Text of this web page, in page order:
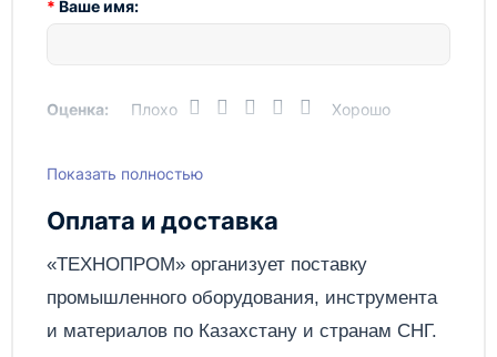
Ваше имя:
Оценка: Плохо Хорошо
Написать отзыв
Показать полностью
Оплата и доставка
«ТЕХНОПРОМ» организует поставку
промышленного оборудования, инструмента
и материалов по Казахстану и странам СНГ.